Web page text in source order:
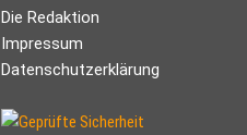
Die Redaktion
Impressum
Datenschutzerklärung